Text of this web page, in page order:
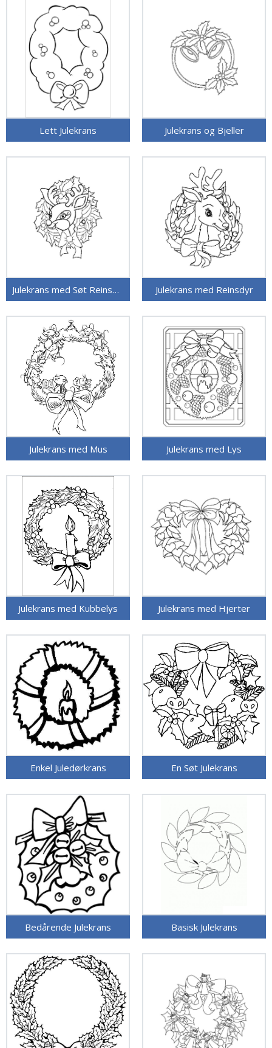
Lett Julekrans Julekrans og Bjeller
Julekrans med Søt Reinsdyr Julekrans med Reinsdyr
Julekrans med Mus Julekrans med Lys
Julekrans med Kubbelys Julekrans med Hjerter
Enkel Juledørkrans En Søt Julekrans
Bedårende Julekrans Basisk Julekrans